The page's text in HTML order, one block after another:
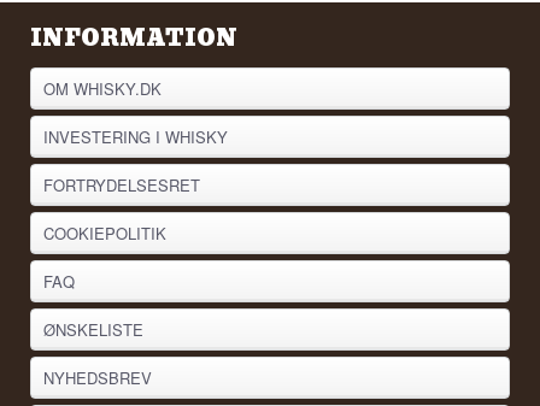
INFORMATION
OM WHISKY.DK
INVESTERING I WHISKY
FORTRYDELSESRET
COOKIEPOLITIK
FAQ
ØNSKELISTE
NYHEDSBREV